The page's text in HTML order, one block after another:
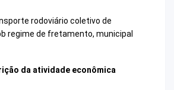
rodoviário coletivo de
regime de fretamento, municipal
da atividade econômica